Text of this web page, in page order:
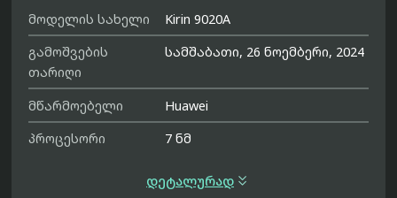
მოდელის სახელი
Kirin 9020A
გამოშვების
თარიღი
სამშაბათი, 26 ნოემბერი, 2024
მწარმოებელი
Huawei
პროცესორი
7 ნმ
დეტალურად 